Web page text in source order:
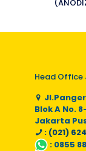
Head
Blok A No.
Jakarta
: (021)
: 0855